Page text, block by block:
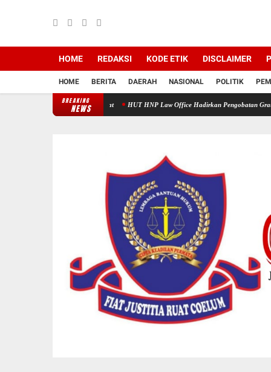
HOME REDAKSI KODE ETIK DISCLAIMER
HOME BERITA DAERAH NASIONAL POLITIK
BREAKING
NEWS
Nyata bagi Masyarakat HUT HNP Law Office Hadirkan Pengobatan Gratis untuk